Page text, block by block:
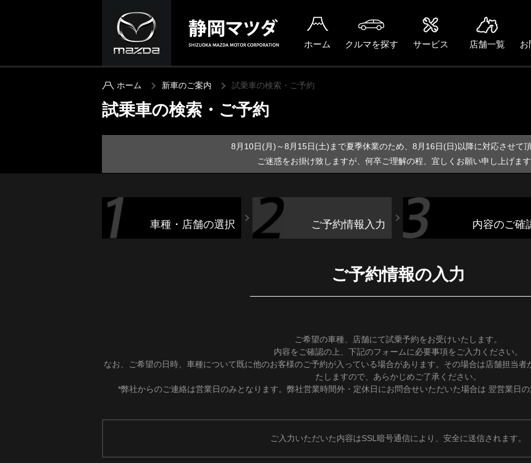
ホーム クルマを探す サービス 店舗一覧 お
ホーム 新車のご案内 試乗車の検索・ご予約
試乗車の検索・ご予約
8月10日(月)～8月15日(土)まで夏季休業のため、8月16日(日)以降に対応させて
ご迷惑をお掛け致しますが、何卒ご理解の程、宜しくお願い申し上げま
車種・店舗の選択 ご予約情報入力 内容のご確
ご予約情報の入力
ご希望の車種、店舗にて試乗予約をお受けいたします。
内容をご確認の上、下記のフォームに必要事項をご入力ください。
なお、ご希望の日時、車種について既に他のお客様のご予約が入っている場合があります。その場合は店舗担当
たしますので、あらかじめご了承ください。
*弊社からのご連絡は営業日のみとなります。弊社営業時間外・定休日にお問合せいただいた場合は 翌営業日
ご入力いただいた内容はSSL暗号通信により、安全に送信されます。